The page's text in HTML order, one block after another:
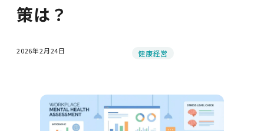
策は？
投稿日
2026年2月24日 カテゴリー
健康経営